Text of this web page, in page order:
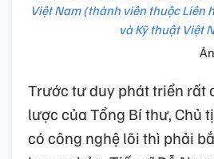
Việt Nam (thành viên thuộc Liên
và Kỹ thuật Việt
Trước tư duy phát triển rất
lược của Tổng Bí thư, Chủ
có công nghệ lõi thì phải